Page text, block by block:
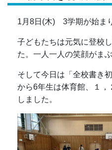
1月8日(木) 3学期が始ま
子どもたちは元気に登校
た。一人一人の笑顔がま
そして今日は「全校書き
から6年生は体育館、１
しました。